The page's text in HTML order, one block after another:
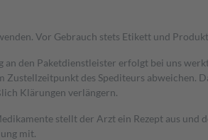
Vor Gebrauch stets Etikett und
an den Paketdienstleister erfolgt bei uns
Zustellzeitpunkt des Spediteurs abweichen.
Klärungen verlängern.
stellt der Arzt ein Rezept aus
mit.